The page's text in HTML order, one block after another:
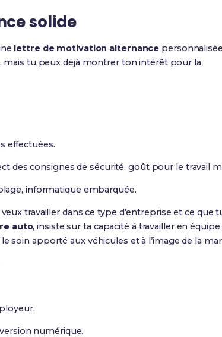
solide
lettre de motivation alternance
mais tu peux déjà montrer ton intérêt pour la
effectuées.
des consignes de sécurité, goût pour le travail
informatique embarquée.
travailler dans ce type d’entreprise et ce que
auto, insiste sur ta capacité à travailler en équipe
soin apporté aux véhicules et à l’image de la
numérique.